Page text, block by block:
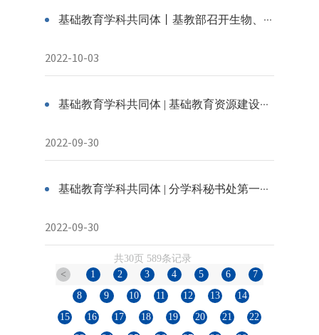
基础教育学科共同体丨基教部召开生物、数学学科共同体推进会
2022-10-03
基础教育学科共同体 | 基础教育资源建设第一次工作会顺利召开
2022-09-30
基础教育学科共同体 | 分学科秘书处第一次工作会②：深入探讨资源共建共享新机制
2022-09-30
共30页 589条记录
<
1 2 3 4 5 6
7
8
9 10 11 12 13
14
15
16 17 18 19 20 21
22